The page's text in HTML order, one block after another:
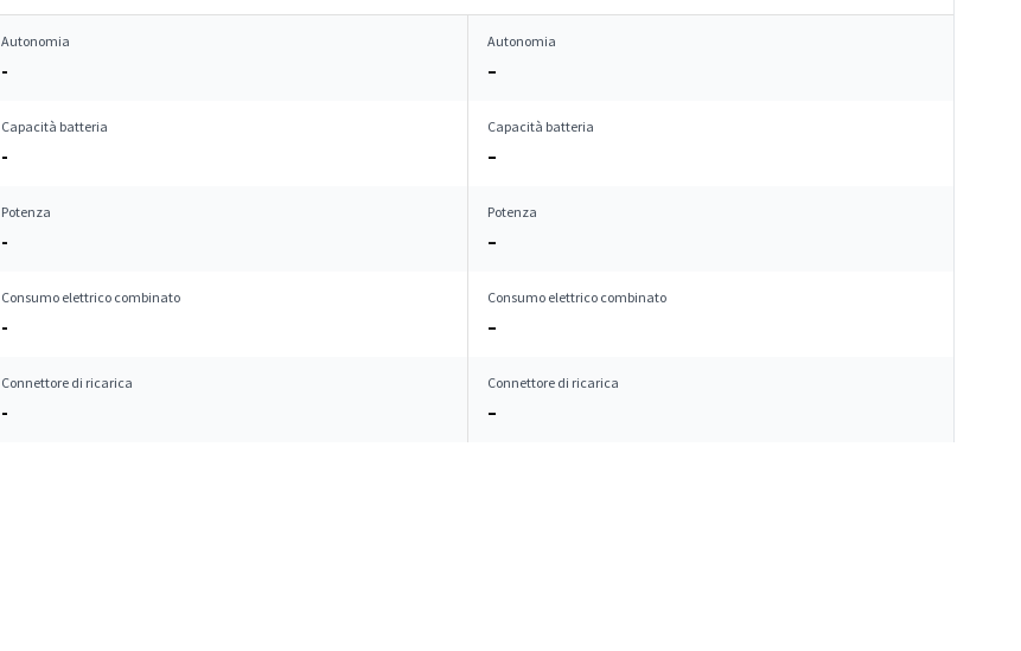
Autonomia
-
Autonomia
–
Capacità batteria
-
Capacità batteria
–
Potenza
-
Potenza
–
Consumo elettrico combinato
-
Consumo elettrico combinato
–
Connettore di ricarica
-
Connettore di ricarica
–